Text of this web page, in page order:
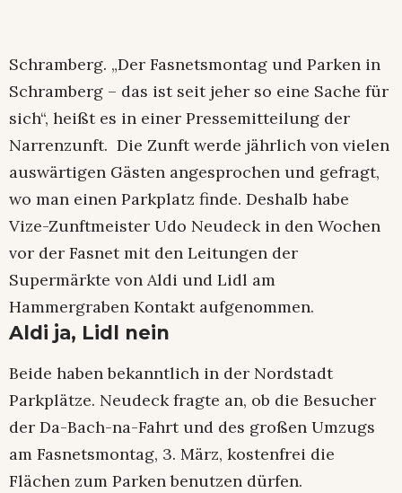
Schramberg. „Der Fasnetsmontag und Parken in
Schramberg – das ist seit jeher so eine Sache für
sich“, heißt es in einer Pressemitteilung der
Narrenzunft. Die Zunft werde jährlich von vielen
auswärtigen Gästen angesprochen und gefragt,
wo man einen Parkplatz finde. Deshalb habe
Vize-Zunftmeister Udo Neudeck in den Wochen
vor der Fasnet mit den Leitungen der
Supermärkte von Aldi und Lidl am
Hammergraben Kontakt aufgenommen.
Aldi ja, Lidl nein
Beide haben bekanntlich in der Nordstadt
Parkplätze. Neudeck fragte an, ob die Besucher
der Da-Bach-na-Fahrt und des großen Umzugs
am Fasnetsmontag, 3. März, kostenfrei die
Flächen zum Parken benutzen dürfen.